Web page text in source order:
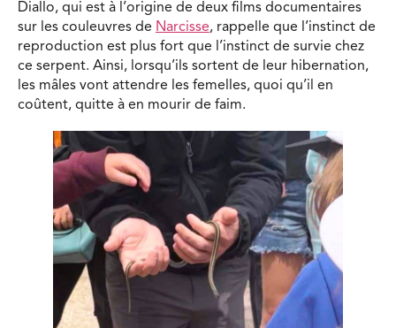
Diallo, qui est à l’origine de deux films documentaires
sur les couleuvres de Narcisse, rappelle que l’instinct de
reproduction est plus fort que l’instinct de survie chez
ce serpent. Ainsi, lorsqu’ils sortent de leur hibernation,
les mâles vont attendre les femelles, quoi qu’il en
coûtent, quitte à en mourir de faim.